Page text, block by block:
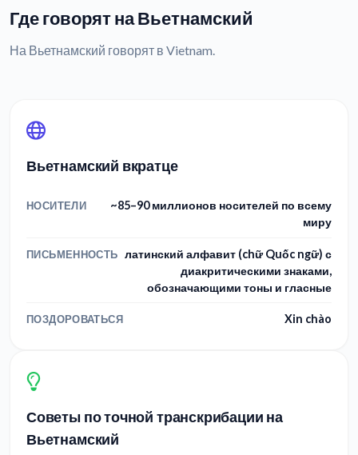
Где говорят на Вьетнамский
На Вьетнамский говорят в Vietnam.
Вьетнамский вкратце
НОСИТЕЛИ
~85–90 миллионов носителей по всему
миру
ПИСЬМЕННОСТЬ латинский алфавит (chữ Quốc ngữ) с
диакритическими знаками,
обозначающими тоны и гласные
ПОЗДОРОВАТЬСЯ Xin chào
Советы по точной транскрибации на
Вьетнамский